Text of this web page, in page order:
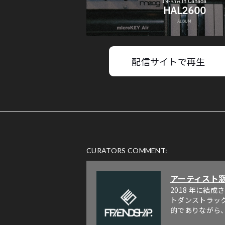
配信サイトで再生
CURATORS COMMENT:
アーティスト
2018 年に結成
トダンストラッ
的でありながら